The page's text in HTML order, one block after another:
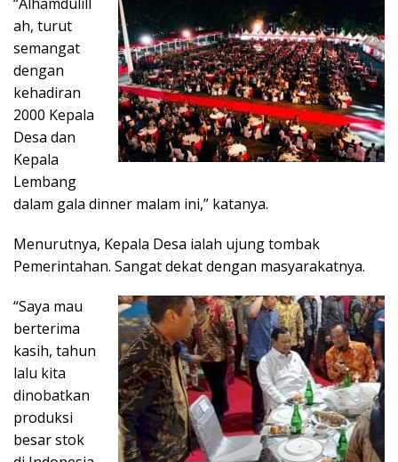
“Alhamdulill
ah, turut
semangat
dengan
kehadiran
2000 Kepala
Desa dan
Kepala
Lembang
dalam gala dinner malam ini,” katanya.
Menurutnya, Kepala Desa ialah ujung tombak
Pemerintahan. Sangat dekat dengan masyarakatnya.
“Saya mau
berterima
kasih, tahun
lalu kita
dinobatkan
produksi
besar stok